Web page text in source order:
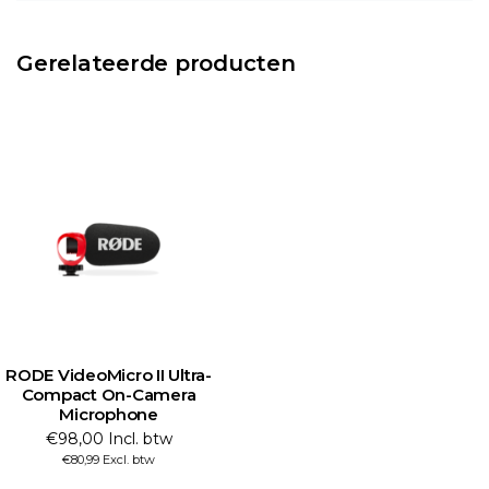
Gerelateerde producten
RODE VideoMicro II Ultra-
Compact On-Camera
Microphone
€98,00 Incl. btw
€80,99 Excl. btw